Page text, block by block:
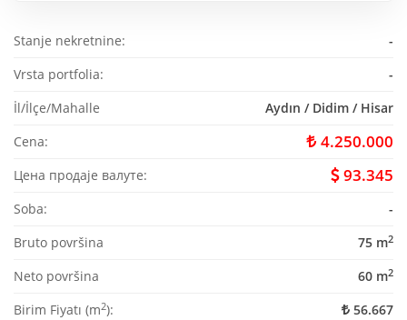
Stanje nekretnine:
-
Vrsta portfolia:
-
İl/İlçe/Mahalle
Aydın / Didim / Hisar
Cena:
4.250.000
Цена продаје валуте: 93.345
Soba:
-
Bruto površina
75 m2
Neto površina 60 m2
Birim Fiyatı (m2):
56.667